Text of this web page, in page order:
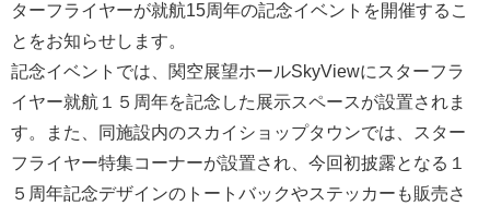
ターフライヤーが就航15周年の記念イベントを開催するこ
とをお知らせします。
記念イベントでは、関空展望ホールSkyViewにスターフラ
イヤー就航１５周年を記念した展示スペースが設置されま
す。また、同施設内のスカイショップタウンでは、スター
フライヤー特集コーナーが設置され、今回初披露となる１
５周年記念デザインのトートバックやステッカーも販売さ